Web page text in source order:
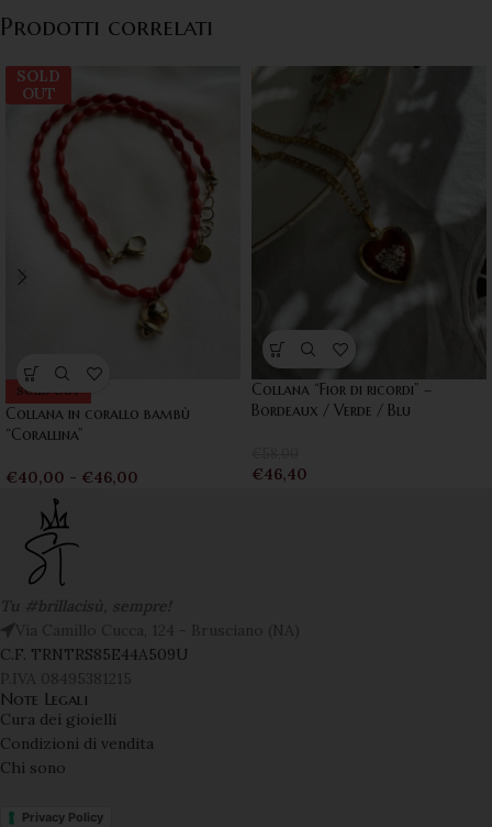
Prodotti correlati
SOLD
OUT
SOLD OUT
Collana in corallo bambù
“Corallina”
€40,00 - €46,00
Collana “Fior di ricordi” –
Bordeaux / Verde / Blu
€46,40
C.F. TRNTRS85E44A509U
Note Legali
Cura dei gioielli
Condizioni di vendita
Chi sono
Privacy Policy